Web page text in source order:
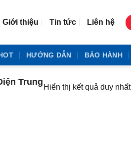
Giới thiệu Tin tức Liên hệ
HƯỚNG DẪN BẢO HÀNH
Trung Hiển thị kết quả duy nhất